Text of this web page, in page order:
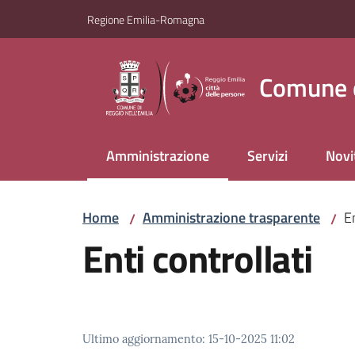
Regione Emilia-Romagna
Amministrazione
Menu selezionato Servizi
Home / Amministrazione trasparente /
Enti controllati
Ultimo aggiornamento: 15-10-2025 11:02